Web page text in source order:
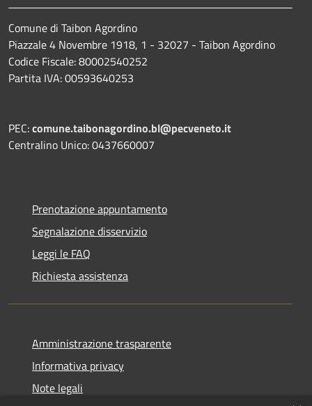
Comune di Taibon Agordino
Piazzale 4 Novembre 1918, 1 - 32027 - Taibon Agordino
Codice Fiscale: 80002540252
Partita IVA: 00593640253
PEC:comune.taibonagordino.bl@pecveneto.it
Centralino Unico: 0437660007
Prenotazione appuntamento
Segnalazione disservizio
Leggi le FAQ
Richiesta assistenza
Amministrazione trasparente
Informativa privacy
Note legali